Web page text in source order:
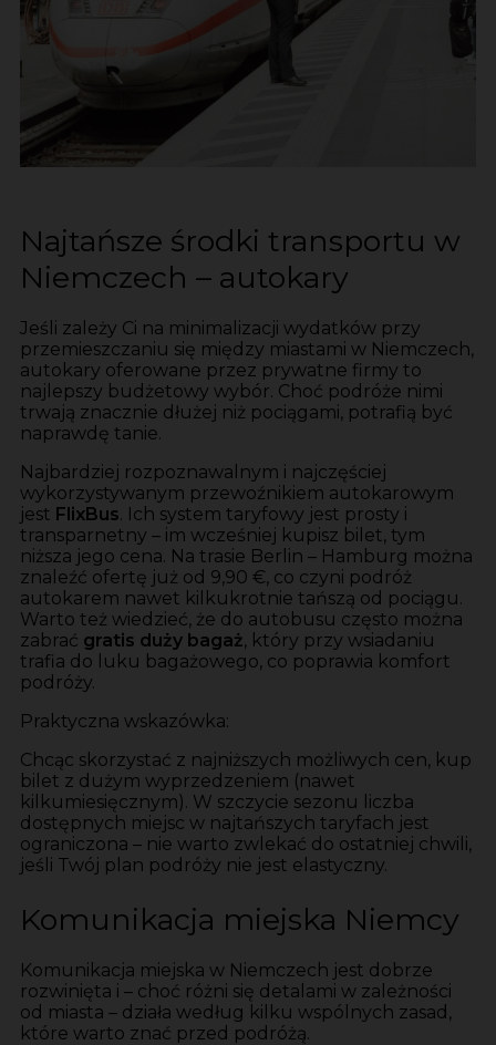
Najtańsze środki transportu w
Niemczech – autokary
Jeśli zależy Ci na minimalizacji wydatków przy
przemieszczaniu się między miastami w Niemczech,
autokary oferowane przez prywatne firmy to
najlepszy budżetowy wybór. Choć podróże nimi
trwają znacznie dłużej niż pociągami, potrafią być
naprawdę tanie.
Najbardziej rozpoznawalnym i najczęściej
wykorzystywanym przewoźnikiem autokarowym
jest FlixBus. Ich system taryfowy jest prosty i
transparnetny – im wcześniej kupisz bilet, tym
niższa jego cena. Na trasie Berlin – Hamburg można
znaleźć ofertę już od 9,90 €, co czyni podróż
autokarem nawet kilkukrotnie tańszą od pociągu.
Warto też wiedzieć, że do autobusu często można
zabrać gratis duży bagaż, który przy wsiadaniu
trafia do luku bagażowego, co poprawia komfort
podróży.
Praktyczna wskazówka:
Chcąc skorzystać z najniższych możliwych cen, kup
bilet z dużym wyprzedzeniem (nawet
kilkumiesięcznym). W szczycie sezonu liczba
dostępnych miejsc w najtańszych taryfach jest
ograniczona – nie warto zwlekać do ostatniej chwili,
jeśli Twój plan podróży nie jest elastyczny.
Komunikacja miejska Niemcy
Komunikacja miejska w Niemczech jest dobrze
rozwinięta i – choć różni się detalami w zależności
od miasta – działa według kilku wspólnych zasad,
które warto znać przed podróżą.